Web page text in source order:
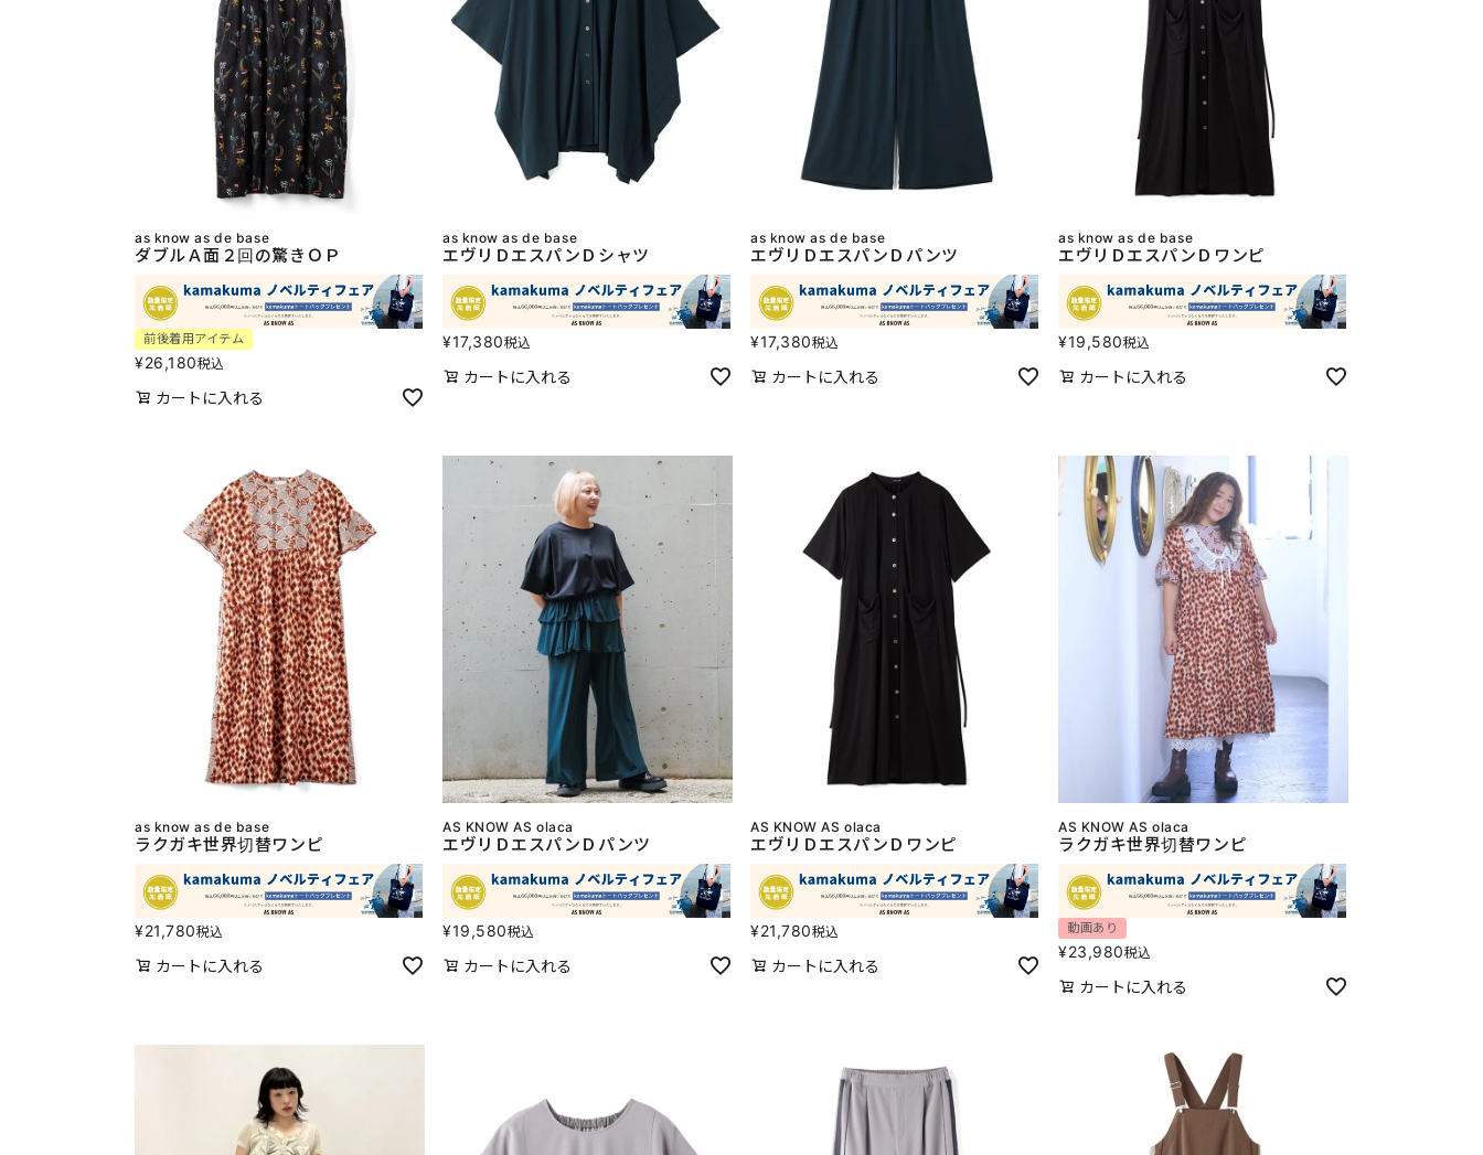
as know as de base
ダブルＡ面２回の驚きＯＰ
前後着用アイテム
¥26,180税込
カートに入れる
as know as de base
エヴリＤエスパンＤシャツ
¥17,380税込
カートに入れる
as know as de base
エヴリＤエスパンＤパンツ
¥17,380税込
カートに入れる
as know as de base
エヴリＤエスパンＤワンピ
¥19,580税込
カートに入れる
as know as de base
ラクガキ世界切替ワンピ
¥21,780税込
カートに入れる
AS KNOW AS olaca
エヴリＤエスパンＤパンツ
¥19,580税込
カートに入れる
AS KNOW AS olaca
エヴリＤエスパンＤワンピ
¥21,780税込
カートに入れる
AS KNOW AS olaca
ラクガキ世界切替ワンピ
動画あり
¥23,980税込
カートに入れる